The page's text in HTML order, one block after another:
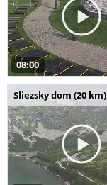
08:00
Sliezsky dom (20 km)